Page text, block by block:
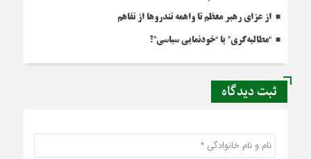
از عزای رهبر معظم تا واهمه تندروها از تفاهم
“مطالبه‌گری” یا “خودنمایی سیاسی”؟
ثبت دیدگاه